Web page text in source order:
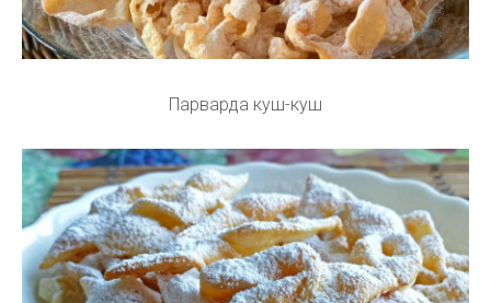
Парварда куш-куш